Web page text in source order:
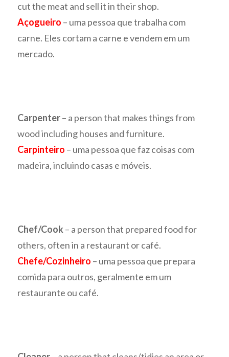
cut the meat and sell it in their shop.
Açogueiro – uma pessoa que trabalha com
carne. Eles cortam a carne e vendem em um
mercado.
Carpenter– a person that makes things from
wood including houses and furniture.
Carpinteiro – uma pessoa que faz coisas com
madeira, incluindo casas e móveis.
Chef/Cook – a person that prepared food for
others, often in a restaurant or café.
Chefe/Cozinheiro – uma pessoa que prepara
comida para outros, geralmente em um
restaurante ou café.